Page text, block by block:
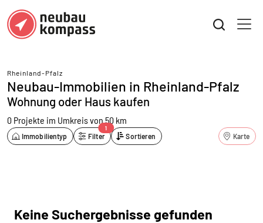
Rheinland-Pfalz
Neubau-Immobilien in Rheinland-Pfalz
Wohnung oder Haus kaufen
0 Projekte im Umkreis von 50 km
Immobilientyp Filter
1
Sortieren Karte
Keine Suchergebnisse gefunden